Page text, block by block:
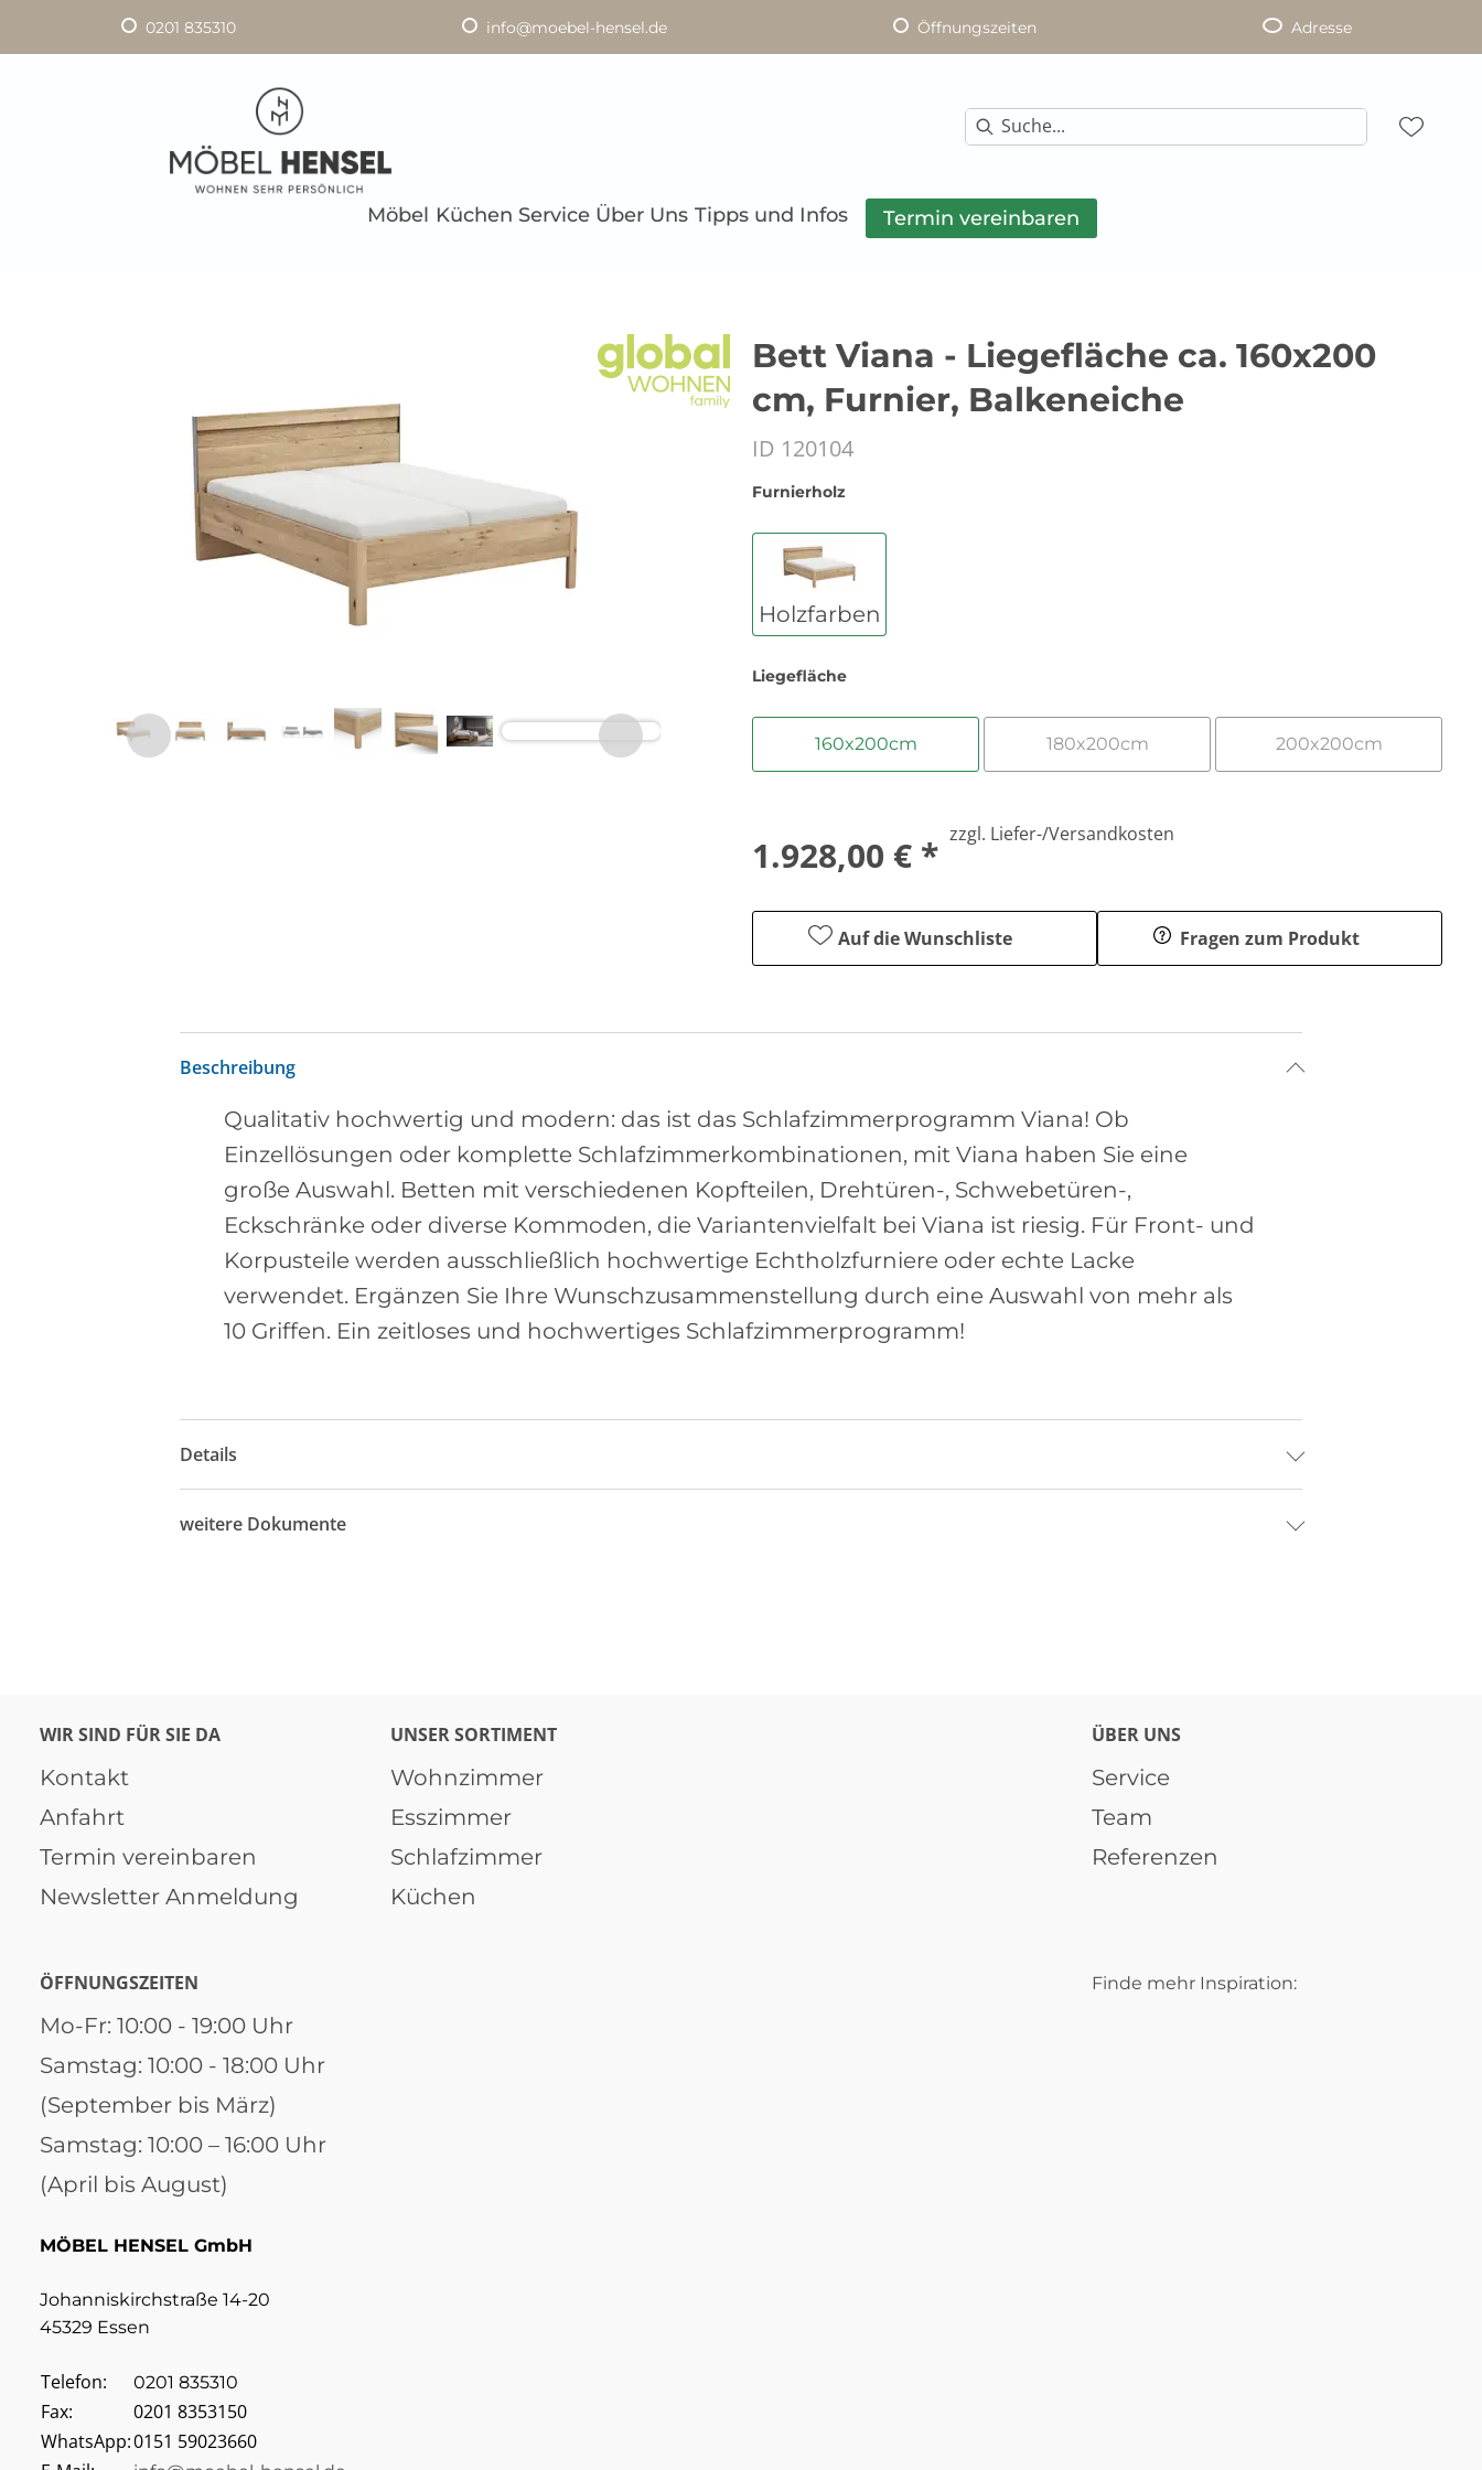
0201 835310 info@moebel-hensel.de Öffnungszeiten Adresse
Möbel Küchen Service Über Uns Tipps und Infos Termin vereinbaren
Bett Viana - Liegefläche ca. 160x200
cm, Furnier, Balkeneiche
ID 120104
Furnierholz
Holzfarben
Liegefläche
160x200cm 180x200cm 200x200cm
1.928,00 € * zzgl. Liefer-/Versandkosten
Auf die Wunschliste Fragen zum Produkt
Beschreibung
Qualitativ hochwertig und modern: das ist das Schlafzimmerprogramm Viana! Ob
Einzellösungen oder komplette Schlafzimmerkombinationen, mit Viana haben Sie eine
große Auswahl. Betten mit verschiedenen Kopfteilen, Drehtüren-, Schwebetüren-,
Eckschränke oder diverse Kommoden, die Variantenvielfalt bei Viana ist riesig. Für Front- und
Korpusteile werden ausschließlich hochwertige Echtholzfurniere oder echte Lacke
verwendet. Ergänzen Sie Ihre Wunschzusammenstellung durch eine Auswahl von mehr als
10 Griffen. Ein zeitloses und hochwertiges Schlafzimmerprogramm!
Details
weitere Dokumente
WIR SIND FÜR SIE DA
Kontakt
Anfahrt
Termin vereinbaren
Newsletter Anmeldung
UNSER SORTIMENT
Wohnzimmer
Esszimmer
Schlafzimmer
Küchen
ÜBER UNS
Service
Team
Referenzen
ÖFFNUNGSZEITEN
Mo-Fr: 10:00 - 19:00 Uhr
Samstag: 10:00 - 18:00 Uhr
(September bis März)
Samstag: 10:00 – 16:00 Uhr
(April bis August)
MÖBEL HENSEL GmbH
Johanniskirchstraße 14-20
45329 Essen
Telefon: 0201 835310
Fax:
0201 8353150
WhatsApp:0151 59023660
Finde mehr Inspiration: